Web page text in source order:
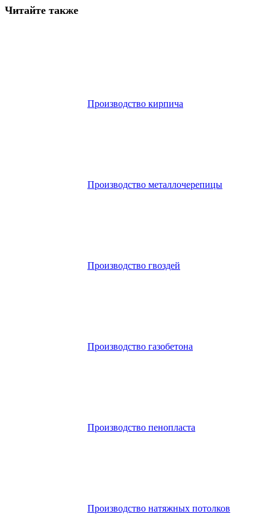
Читайте также
Производство кирпича
Производство металлочерепицы
Производство гвоздей
Производство газобетона
Производство пенопласта
Производство натяжных потолков